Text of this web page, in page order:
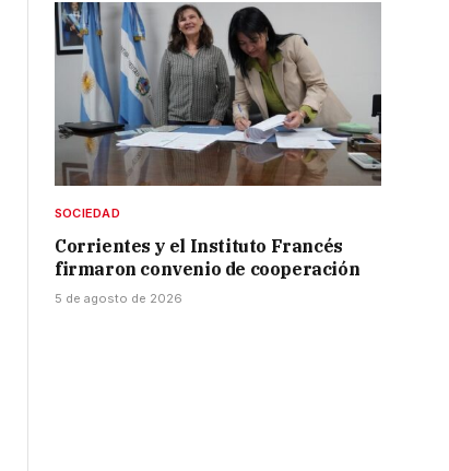
SOCIEDAD
Corrientes y el Instituto Francés
firmaron convenio de cooperación
5 de agosto de 2026